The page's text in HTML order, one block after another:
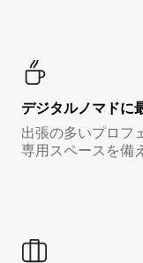
デジタルノマド⁠に
出張の多いプロフ
専用スペースを備